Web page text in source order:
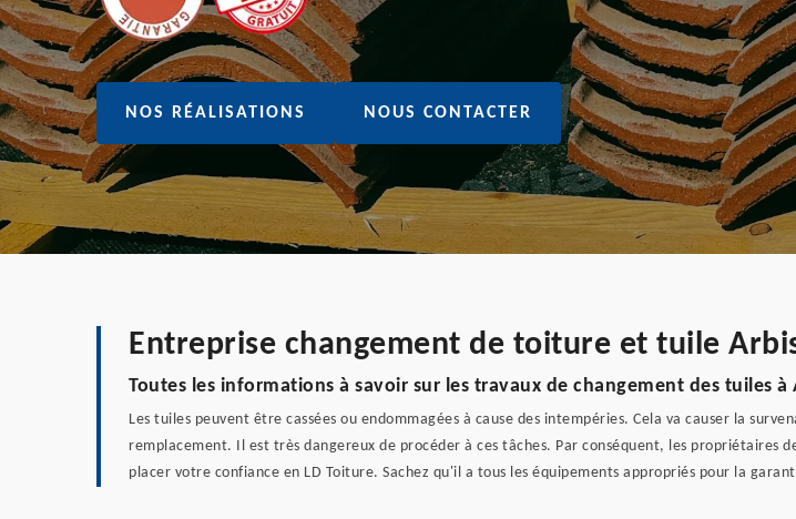
NOS RÉALISATIONS NOUS CONTACTER
Entreprise changement de toiture et tuile
Toutes les informations à savoir sur les travaux de changement des tuiles à
Les tuiles peuvent être cassées ou endommagées à cause des intempéries. Cela va causer la
remplacement. Il est très dangereux de procéder à ces tâches. Par conséquent, les propriétaires
placer votre confiance en LD Toiture. Sachez qu'il a tous les équipements appropriés pour la